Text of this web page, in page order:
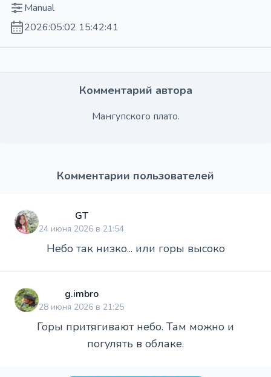
Manual
2026:05:02 15:42:41
Комментарий автора
Мангупского плато.
Комментарии пользователей
GT
24 июня 2026 в 21:54
Небо так низко... или горы высоко
g.imbro
28 июня 2026 в 21:25
Горы притягивают небо. Там можно и
погулять в облаке.